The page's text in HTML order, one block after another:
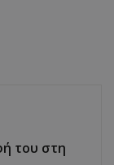
του στη